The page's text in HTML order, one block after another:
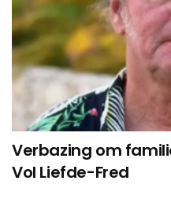
Verbazing om
Vol Liefde-Fred